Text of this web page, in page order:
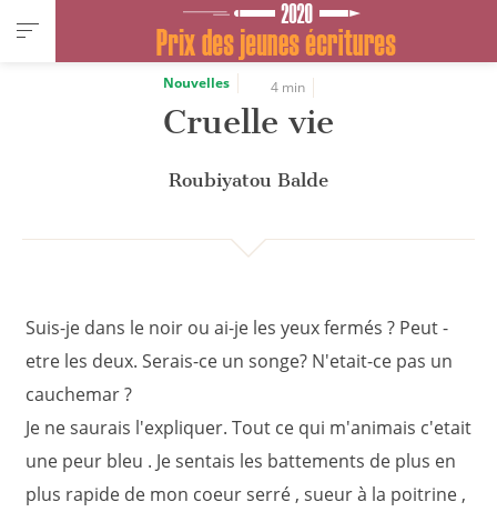
Panneau de gestion des cookies
Nouvelles 4 min
Cruelle vie
Roubiyatou Balde
Suis-je dans le noir ou ai-je les yeux fermés ? Peut -
etre les deux. Serais-ce un songe? N'etait-ce pas un
cauchemar ?
Je ne saurais l'expliquer. Tout ce qui m'animais c'etait
une peur bleu . Je sentais les battements de plus en
plus rapide de mon coeur serré , sueur à la poitrine ,